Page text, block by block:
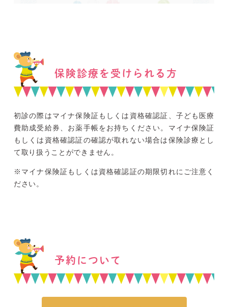
保険診療を受けられる方
初診の際はマイナ保険証もしくは資格確認証 、子ども医療
費助成受給券、お薬手帳をお持ちください。マイナ保険証
もしくは資格確認証 の確認が取れない場合は保険診療とし
て取り扱うことができません。
※マイナ保険証もしくは資格確認証の期限切れにご注意く
ださい。
予約について